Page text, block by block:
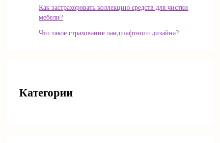
Как застрахоровать коллекцию средств для чистки
мебели?
Что такое страхование ландшафтного дизайна?
Категории